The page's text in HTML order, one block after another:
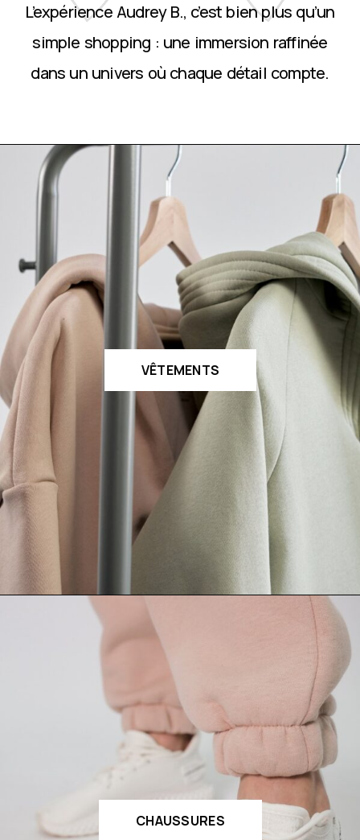
L’expérience Audrey B., c’est bien plus qu’un
simple shopping : une immersion raffinée
dans un univers où chaque détail compte.
VÊTEMENTS
CHAUSSURES